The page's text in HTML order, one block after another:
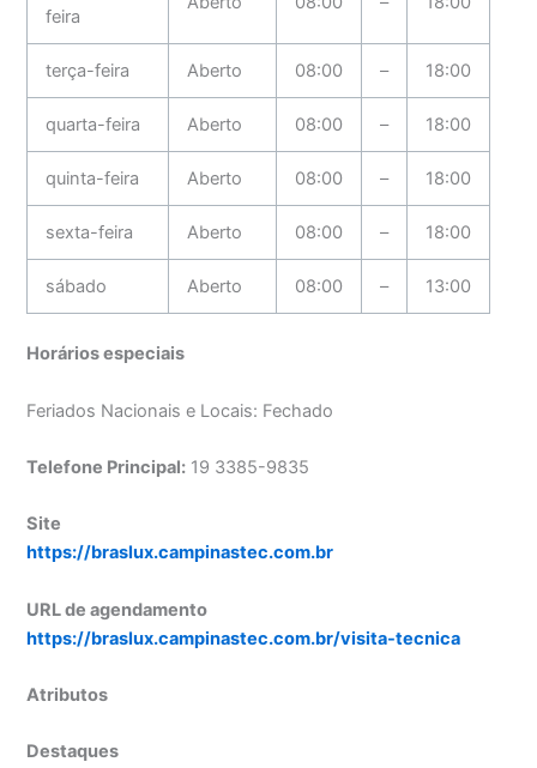
feira
terça-feira Aberto 08:00 – 18:00
quarta-feira Aberto 08:00 – 18:00
quinta-feira Aberto 08:00 – 18:00
sexta-feira Aberto 08:00 – 18:00
sábado Aberto 08:00 – 13:00
Horários especiais
Feriados Nacionais e Locais: Fechado
Telefone Principal: 19 3385-9835
Site
https://braslux.campinastec.com.br
URL de agendamento
https://braslux.campinastec.com.br/visita-tecnica
Atributos
Destaques